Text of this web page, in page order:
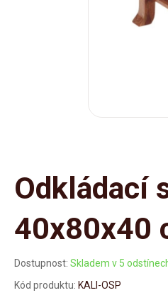
Odkládací
40x80x40
Dostupnost: Skladem v 5
Kód produktu: KALI-OSP